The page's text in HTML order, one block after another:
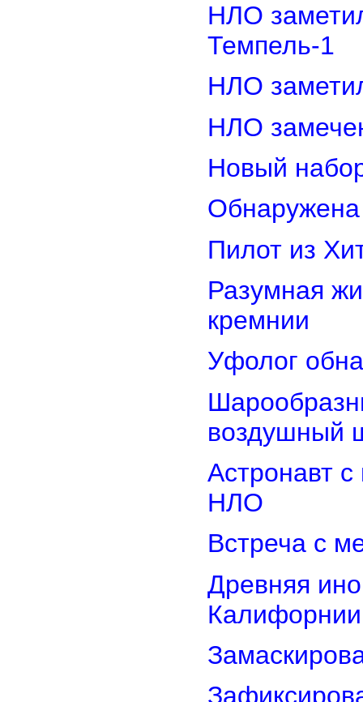
НЛО
Темпель-1
НЛО
НЛО
Новый
Обнаружена
Пилот из
Разумная
кремнии
Уфолог
воздушный
Астронавт
НЛО
Встреча с
Древняя
Калифорнии